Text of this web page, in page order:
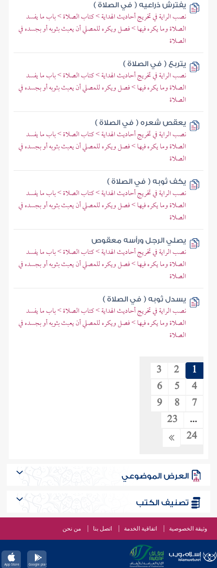
يفترش ذراعيه ( في الصلاة )
نصب الراية في تخريج أحاديث الهداية > كتاب الصلاة > باب ما يفسد
الصلاة وما يكره فيها > فصل ويكره للمصلي أن يعبث بثوبه أو بجسده في
الصلاة
يتربع ( في الصلاة )
نصب الراية في تخريج أحاديث الهداية > كتاب الصلاة > باب ما يفسد
الصلاة وما يكره فيها > فصل ويكره للمصلي أن يعبث بثوبه أو بجسده في
الصلاة
يعقص شعره ( في الصلاة )
نصب الراية في تخريج أحاديث الهداية > كتاب الصلاة > باب ما يفسد
الصلاة وما يكره فيها > فصل ويكره للمصلي أن يعبث بثوبه أو بجسده في
الصلاة
يكف ثوبه ( في الصلاة )
نصب الراية في تخريج أحاديث الهداية > كتاب الصلاة > باب ما يفسد
الصلاة وما يكره فيها > فصل ويكره للمصلي أن يعبث بثوبه أو بجسده في
الصلاة
يصلي الرجل ورأسه معقوص
نصب الراية في تخريج أحاديث الهداية > كتاب الصلاة > باب ما يفسد
الصلاة وما يكره فيها > فصل ويكره للمصلي أن يعبث بثوبه أو بجسده في
الصلاة
يسدل ثوبه ( في الصلاة )
نصب الراية في تخريج أحاديث الهداية > كتاب الصلاة > باب ما يفسد
الصلاة وما يكره فيها > فصل ويكره للمصلي أن يعبث بثوبه أو بجسده في
الصلاة
1
2
3
4
5
6
7
8
9
...
23
24
العرض الموضوعي
تصنيف الكتب
وثيقة الخصوصية اتفاقية الخدمة اتصل بنا من نحن